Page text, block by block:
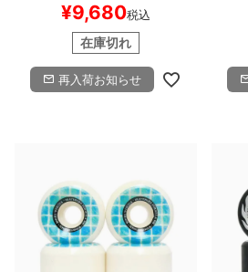
ボー
¥9,680税込
在庫切れ
再入荷お知らせ